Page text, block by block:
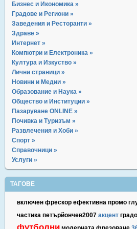
Бизнес и Икономика »
Градове и Региони »
Заведения и Ресторанти »
Здраве »
Интернет »
Компютри и Електроника »
Култура и Изкуство »
Лични страници »
Новини и Медии »
Образование и Наука »
Общество и Институции »
Пазаруване ONLINE »
Почивка и Туризъм »
Развлечения и Хоби »
Спорт »
Справочници »
Услуги »
ТАГОВЕ
включен фрескор ефективна промо
частика петърйончев2007 акцент